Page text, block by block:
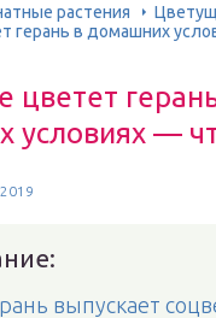
растения
герань в домашних
цветет
условиях —
выпускает